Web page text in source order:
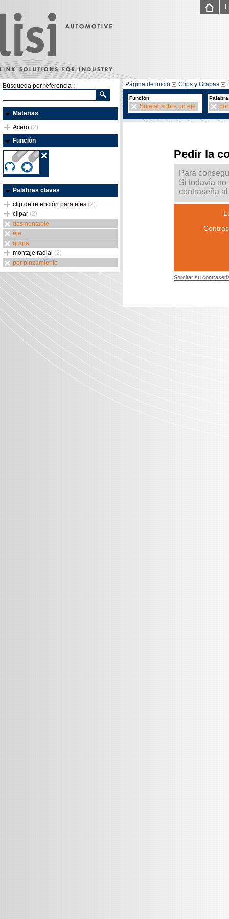
Búsqueda por referencia :
Materias
Acero (2)
Función
Palabras claves
clip de retención para ejes (2)
clipar (2)
desmontable
eje
grapa
montaje radial (2)
por pinzamiento
Página de inicio Clips y Grapas
Función
Sujetar sobre un eje
Pedir la
Para
Si todavía no
contraseña
Solicitar su